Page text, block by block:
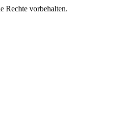
Rechte vorbehalten.